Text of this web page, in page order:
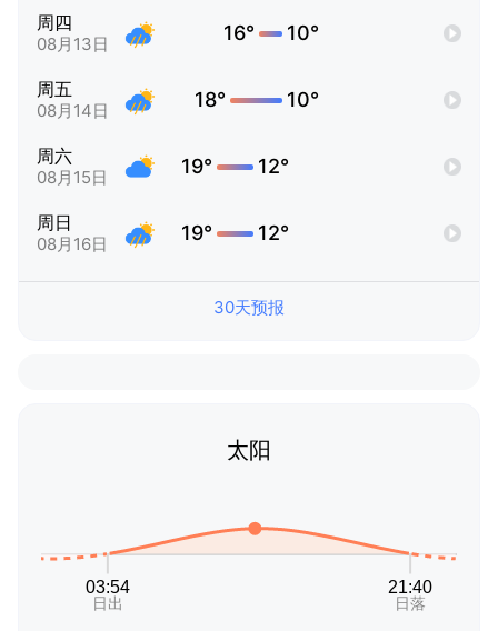
周四
08月13日 16° 10°
周五
08月14日 18° 10°
周六
08月15日 19° 12°
周日
08月16日 19° 12°
30天预报
太阳